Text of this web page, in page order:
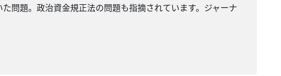
問題。政治資金規正法の問題も指摘されています。ジャーナ